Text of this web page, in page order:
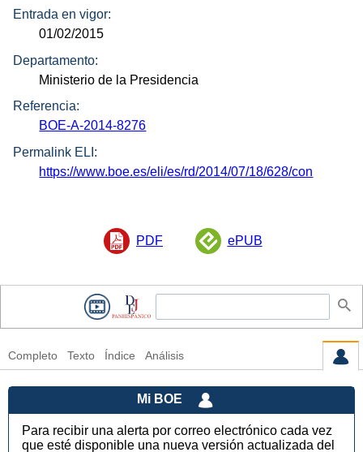
Entrada en vigor:
01/02/2015
Departamento:
Ministerio de la Presidencia
Referencia:
BOE-A-2014-8276
Permalink ELI:
https://www.boe.es/eli/es/rd/2014/07/18/628/con
PDF ePUB
Completo Texto Índice Análisis
Mi BOE
Para recibir una alerta por correo electrónico cada vez
que esté disponible una nueva versión actualizada del